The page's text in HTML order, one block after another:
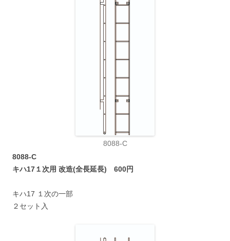
8088-C
8088-C
キハ17１次用 改造(全長延長) 600円
キハ17 １次の一部
２セット入